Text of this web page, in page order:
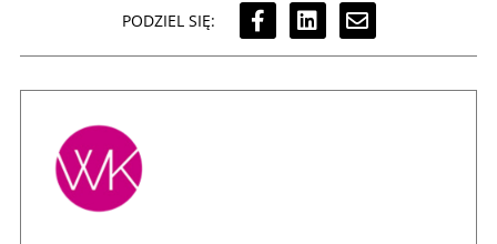
PODZIEL SIĘ: